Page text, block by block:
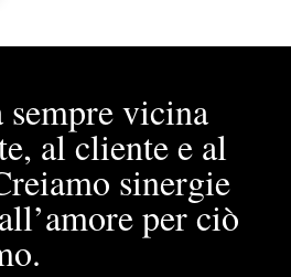
vicina
al cliente e al
sinergie
per ciò